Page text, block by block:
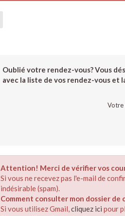
Oublié votre rendez-vous? Vous
avec la liste de vos rendez-vous et
Votre
Attention! Merci de vérifier vos
Si vous ne recevez pas l'e-mail de
indésirable (spam).
Comment consulter mon dossier de
Si vous utilisez Gmail,cliquez ici pour